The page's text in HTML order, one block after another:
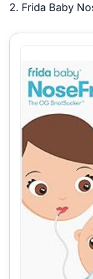
2. Frida Baby